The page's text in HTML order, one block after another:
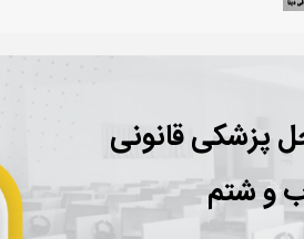
پزشکی قانونی
و شتم